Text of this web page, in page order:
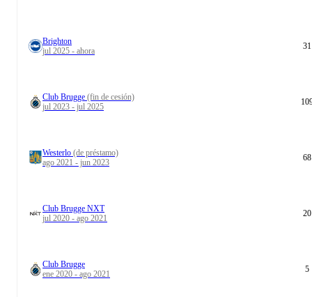
Brighton
jul 2025 - ahora
31
Club Brugge (fin de cesión)
jul 2023 - jul 2025
Westerlo (de préstamo)
ago 2021 - jun 2023
68
Club Brugge NXT
jul 2020 - ago 2021
20
Club Brugge
ene 2020 - ago 2021
5